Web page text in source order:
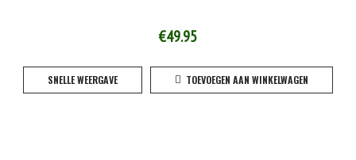
op
€49.95
SNELLE WEERGAVE TOEVOEGEN AAN WINKELWAGEN